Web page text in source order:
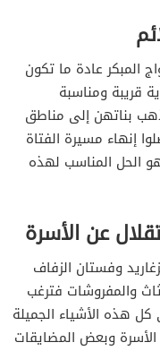
المبكر عادة ما تكون
قريبة ومناسبة
بناتهن إلى مناطق
إنهاء مسيرة الفتاة
الحل المناسب لهذه
عن الأسرة
وفستان الزفاف
والمفروشات فترغب
هذه الأشياء الجميلة
وبعض المضايقات